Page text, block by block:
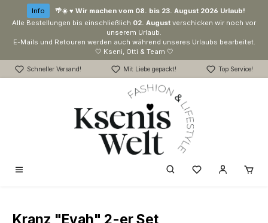
Zum Hauptinhalt springen
Info
🌴☀️ ♥ Wir machen vom 08. bis 23. August 2026 Urlaub!
Alle Bestellungen bis einschließlich 02. August verschicken wir noch vor
unserem Urlaub.
E-Mails und Retouren werden auch während unseres Urlaubs bearbeitet.
🤍 Kseni, Otti & Team 🤍
Schneller Versand! Mit Liebe gepackt! Top Service!
Du hast 0
Kranz "Evah" 2-er Set